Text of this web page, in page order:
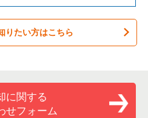
一覧
き売却物件の案件一覧
一覧
物件の案件一覧
物件の案件一覧
き売却物件の案件一覧
売却物件の案件一覧
居抜き売却物件の案件一覧
件の案件一覧
りたい方はこちら
に関する
せフォーム